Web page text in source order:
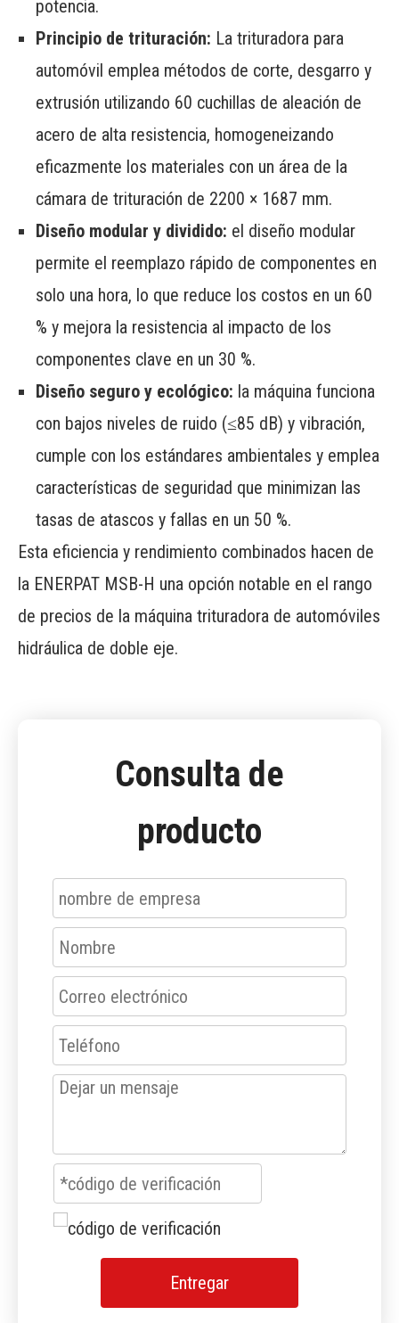
potencia.
Principio de trituración: La trituradora para
automóvil emplea métodos de corte, desgarro y
extrusión utilizando 60 cuchillas de aleación de
acero de alta resistencia, homogeneizando
eficazmente los materiales con un área de la
cámara de trituración de 2200 × 1687 mm.
Diseño modular y dividido: el diseño modular
permite el reemplazo rápido de componentes en
solo una hora, lo que reduce los costos en un 60
% y mejora la resistencia al impacto de los
componentes clave en un 30 %.
Diseño seguro y ecológico: la máquina funciona
con bajos niveles de ruido (≤85 dB) y vibración,
cumple con los estándares ambientales y emplea
características de seguridad que minimizan las
tasas de atascos y fallas en un 50 %.
Esta eficiencia y rendimiento combinados hacen de
la ENERPAT MSB-H una opción notable en el rango
de precios de la máquina trituradora de automóviles
hidráulica de doble eje.
Consulta de
producto
Entregar